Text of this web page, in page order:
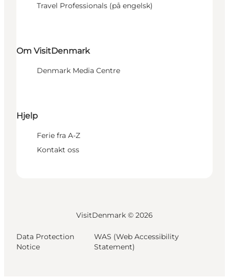
Travel Professionals (på engelsk)
Om VisitDenmark
Denmark Media Centre
Hjelp
Ferie fra A-Z
Kontakt oss
VisitDenmark © 2026
Data Protection
Notice
WAS (Web Accessibility
Statement)